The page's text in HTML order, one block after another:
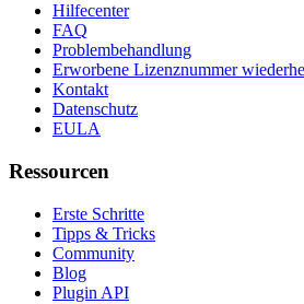
Hilfecenter
FAQ
Problembehandlung
Erworbene Lizenznummer
Kontakt
Datenschutz
EULA
Ressourcen
Erste Schritte
Tipps & Tricks
Community
Blog
Plugin API